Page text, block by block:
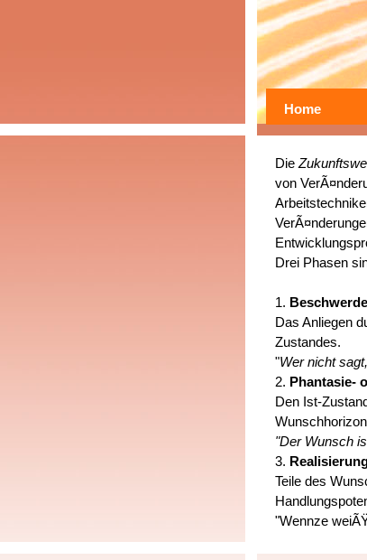
Home
Die
von
Drei Phasen
1.
Das Anliegen
Zustandes.
"Wer nicht
2. Phantasie-
Den Ist-
"Der Wunsch
3.
Teile des
"Wennze